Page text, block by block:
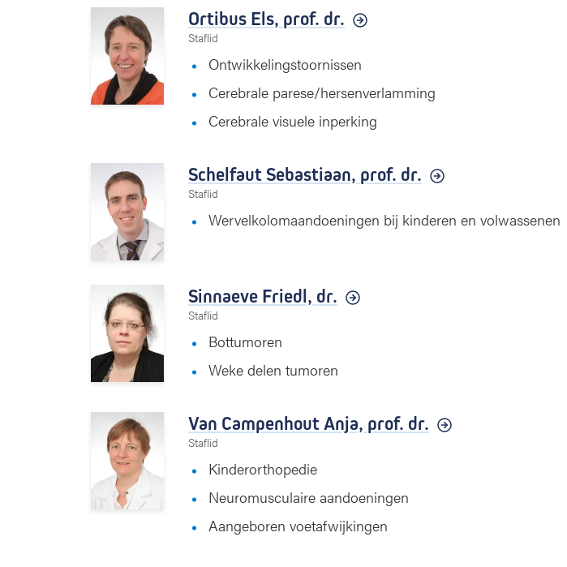
Ortibus Els, prof. dr.
Staflid
Ontwikkelingstoornissen
Cerebrale parese/hersenverlamming
Cerebrale visuele inperking
Schelfaut Sebastiaan, prof. dr.
Staflid
Wervelkolomaandoeningen bij kinderen en volwassenen
Sinnaeve Friedl, dr.
Staflid
Bottumoren
Weke delen tumoren
Van Campenhout Anja, prof. dr.
Staflid
Kinderorthopedie
Neuromusculaire aandoeningen
Aangeboren voetafwijkingen